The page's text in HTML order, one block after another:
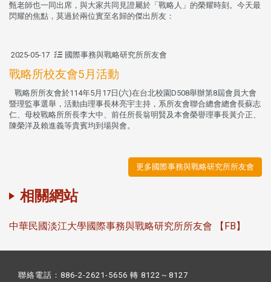
甄老師也一同出席，與大家共同見證屬於「戰略人」的榮耀時刻。今天最
閃耀的焦點，莫過於兩位實至名歸的傑出所友：
2025-05-17 國際事務與戰略研究所所友會
戰略所校友會5月活動
戰略所所友會於114年5月17日(六)在台北校園D508舉辦第8屆會員大會
暨理監事選舉，活動由理事長林亮宇主持，系所友會聯合總會總會長蘇志
仁、母校戰略所所長李大中、前任所長翁明賢及本會榮譽理事長黃介正、
陳榮洋及賴進義等貴賓均到場與會。
更多國際事務與戰略研究所所友會
相關網站
中華民國淡江大學國際事務與戰略研究所所友會 【FB】
聯絡電話：886-2-2621-5656 轉 8122～8127